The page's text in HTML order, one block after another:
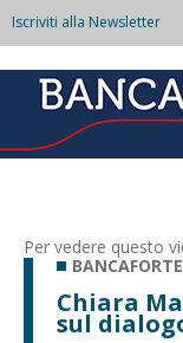
Iscriviti alla Newsletter
Per vedere questo
Chiara
sul